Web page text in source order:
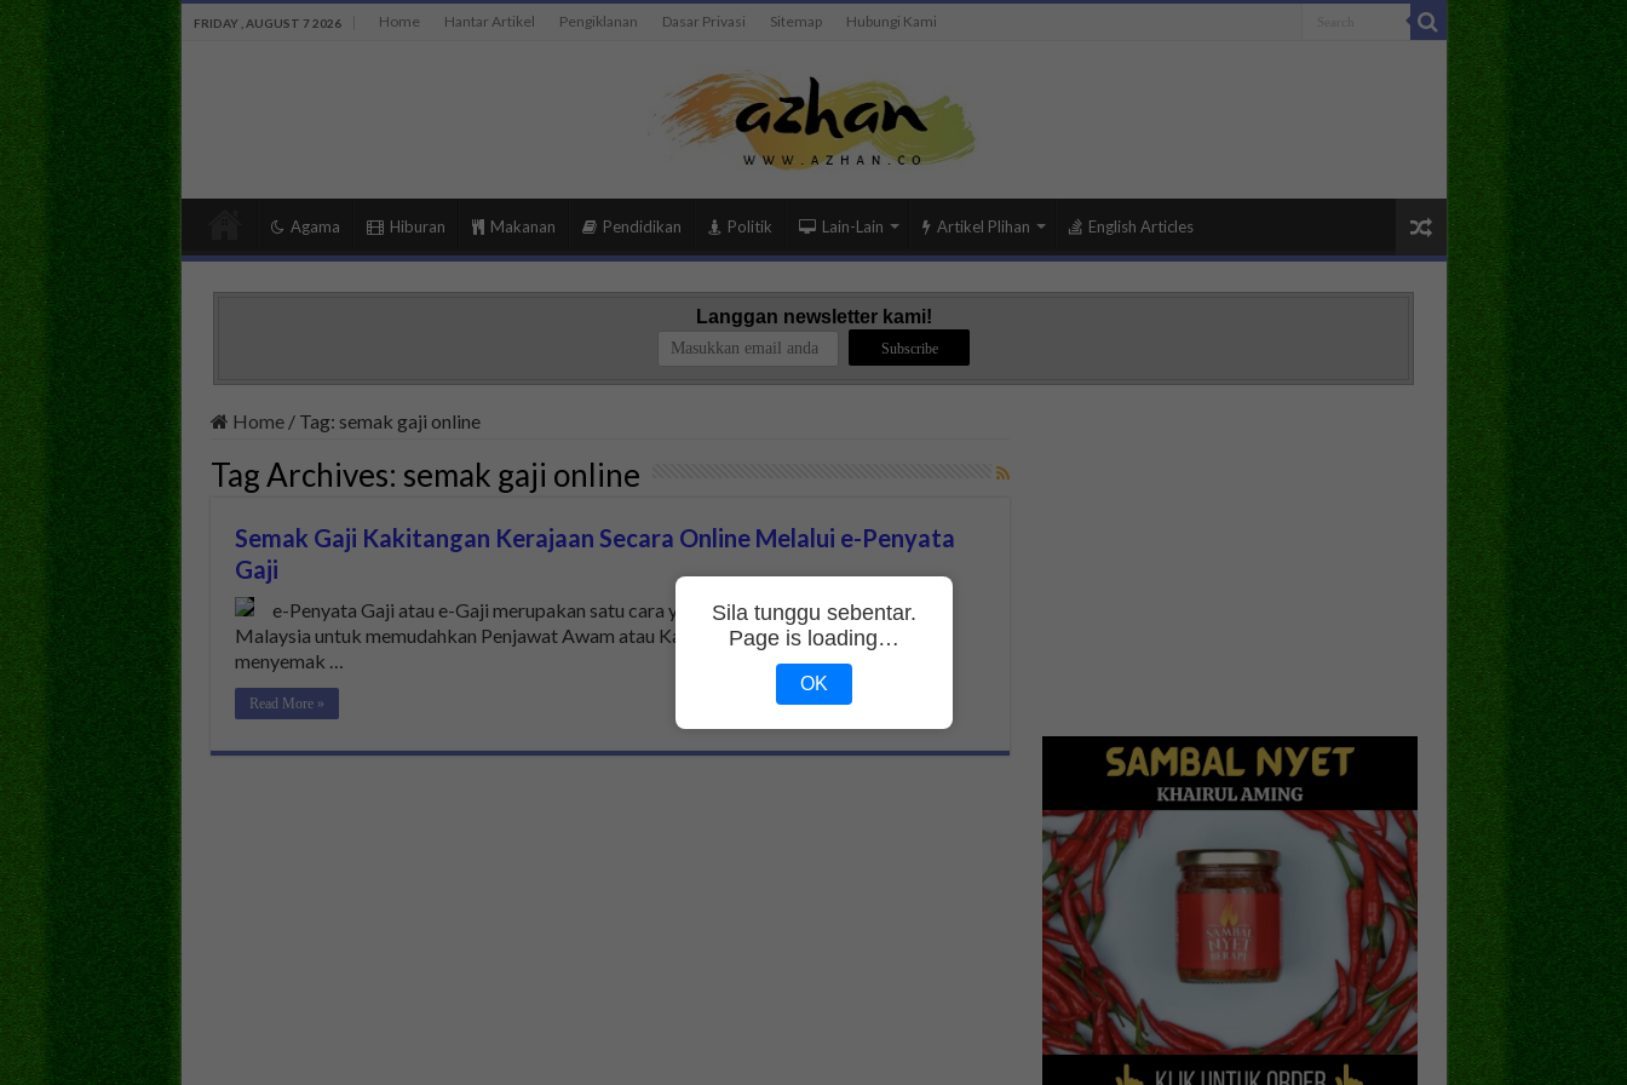
FRIDAY , AUGUST 7 2026 Home Hantar Artikel Pengiklanan Dasar Privasi Sitemap Hubungi Kami
Agama Hiburan Makanan Pendidikan Politik Lain-Lain Artikel Plihan English Articles
Langgan newsletter kami!
Home / Tag: semak gaji online
Tag Archives: semak gaji online
Semak Gaji Kakitangan Kerajaan Secara Online Melalui e-Penyata
Gaji
e-Penyata Gaji atau e-Gaji merupakan satu cara yang digunakan oleh kerajaan
Malaysia untuk memudahkan Penjawat Awam atau Kakitangan Kerajaan Persekutuan
menyemak …
Read More »
Sila tunggu sebentar.
Page is loading…
OK